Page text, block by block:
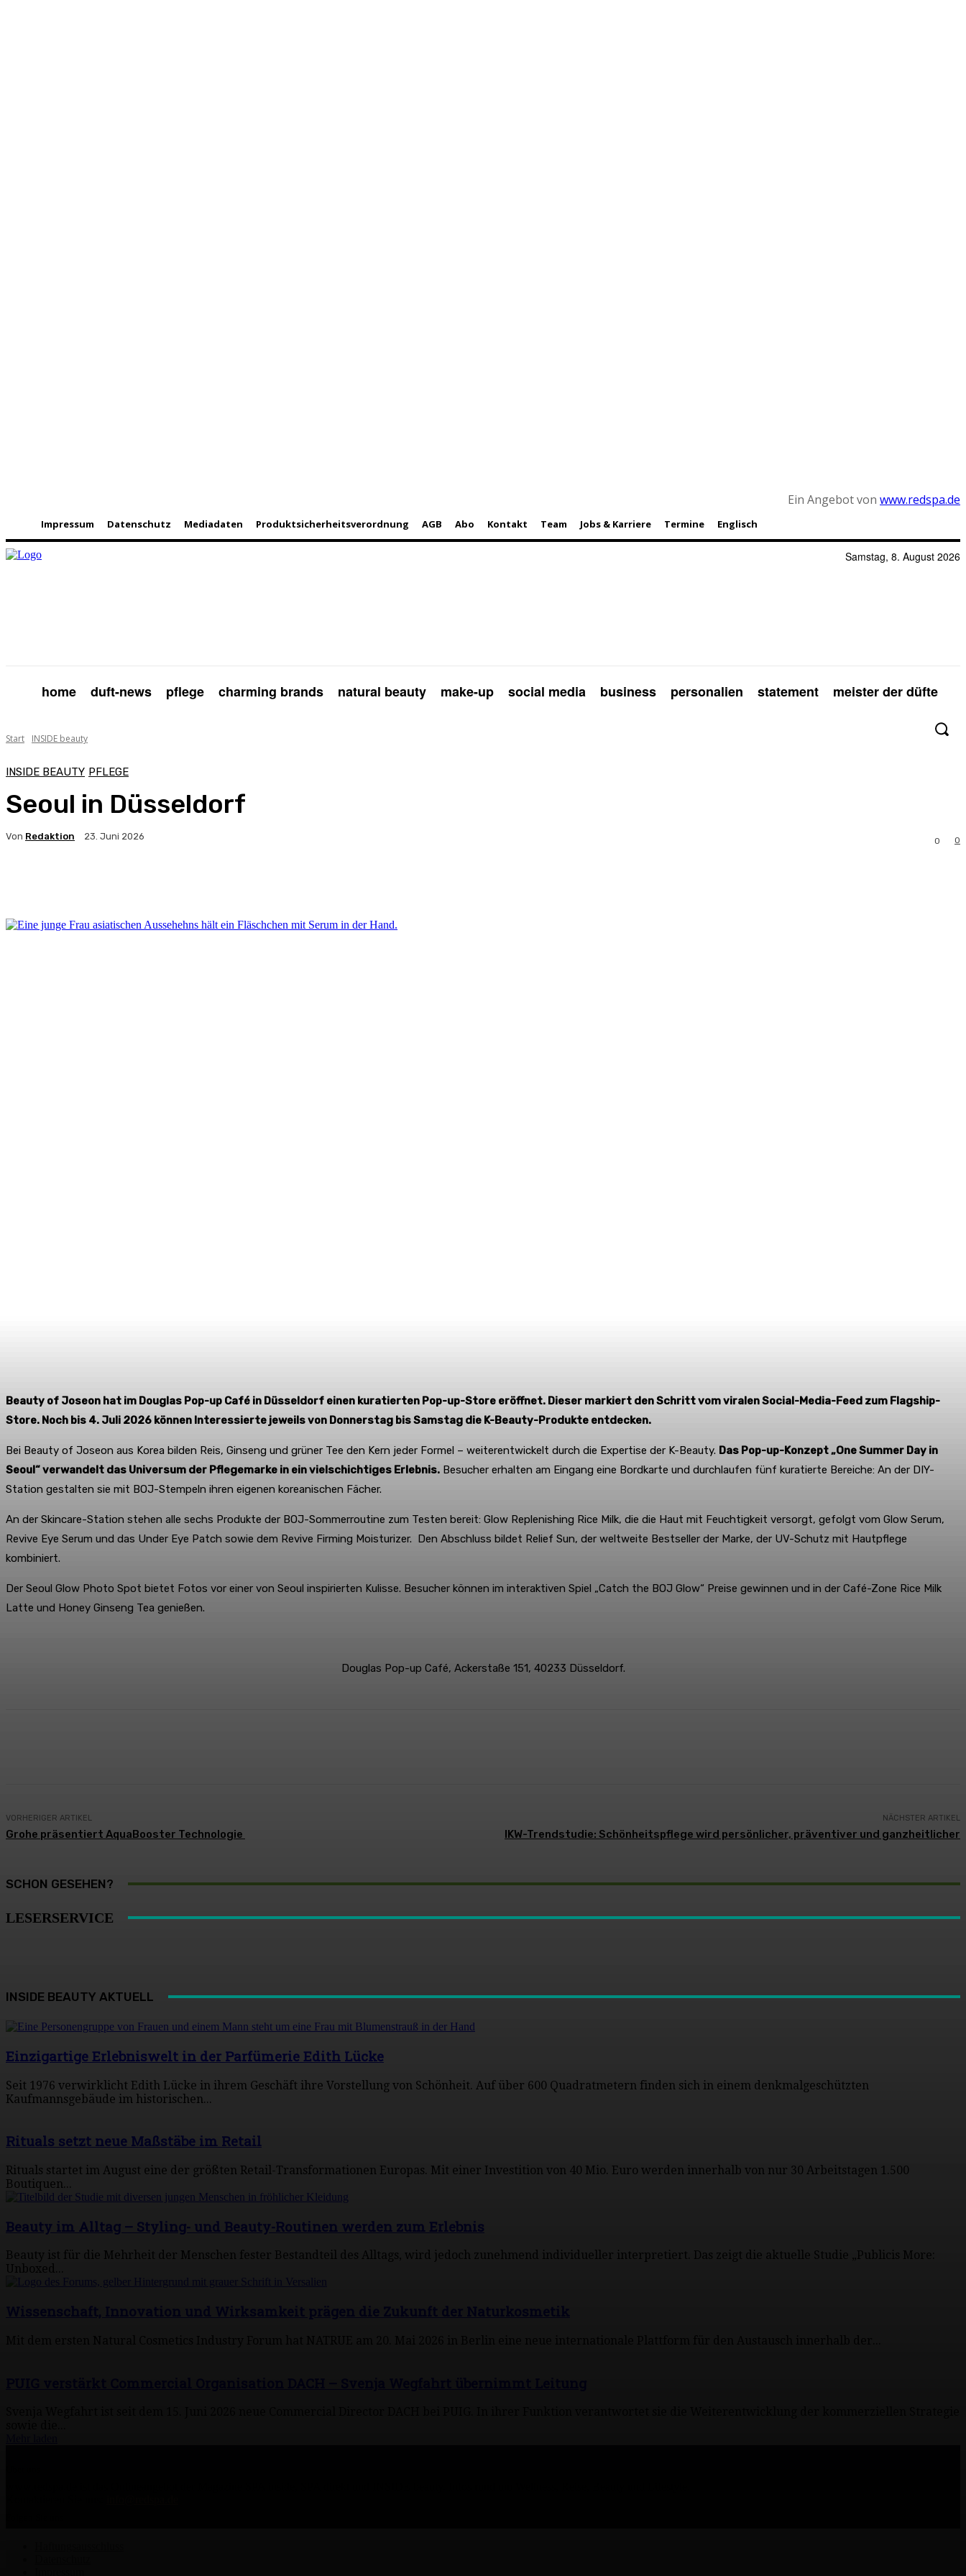
Ein Angebot von www.redspa.de
Impressum Datenschutz Mediadaten Produktsicherheitsverordnung AGB Abo Kontakt Team Jobs & Karriere Termine Englisch
Samstag, 8. August 2026
home duft-news pflege charming brands natural beauty make-up social media business personalien statement meister der düfte
Start INSIDE beauty
INSIDE BEAUTY PFLEGE
Seoul in Düsseldorf
Von Redaktion 23. Juni 2026 0
0
Beauty of Joseon hat im Douglas Pop-up Café in Düsseldorf einen kuratierten Pop-up-Store eröffnet. Dieser markiert den Schritt vom viralen Social-Media-Feed zum Flagship-
Store. Noch bis 4. Juli 2026 können Interessierte jeweils von Donnerstag bis Samstag die K-Beauty-Produkte entdecken.
Bei Beauty of Joseon aus Korea bilden Reis, Ginseng und grüner Tee den Kern jeder Formel – weiterentwickelt durch die Expertise der K-Beauty. Das Pop-up-Konzept „One Summer Day in
Seoul“ verwandelt das Universum der Pflegemarke in ein vielschichtiges Erlebnis. Besucher erhalten am Eingang eine Bordkarte und durchlaufen fünf kuratierte Bereiche: An der DIY-
Station gestalten sie mit BOJ-Stempeln ihren eigenen koreanischen Fächer.
An der Skincare-Station stehen alle sechs Produkte der BOJ-Sommerroutine zum Testen bereit: Glow Replenishing Rice Milk, die die Haut mit Feuchtigkeit versorgt, gefolgt vom Glow Serum,
Revive Eye Serum und das Under Eye Patch sowie dem Revive Firming Moisturizer. Den Abschluss bildet Relief Sun, der weltweite Bestseller der Marke, der UV-Schutz mit Hautpflege
kombiniert.
Der Seoul Glow Photo Spot bietet Fotos vor einer von Seoul inspirierten Kulisse. Besucher können im interaktiven Spiel „Catch the BOJ Glow“ Preise gewinnen und in der Café-Zone Rice Milk
Latte und Honey Ginseng Tea genießen.
Douglas Pop-up Café, Ackerstaße 151, 40233 Düsseldorf.
VORHERIGER ARTIKEL
Grohe präsentiert AquaBooster Technologie
NÄCHSTER ARTIKEL
IKW-Trendstudie: Schönheitspflege wird persönlicher, präventiver und ganzheitlicher
SCHON GESEHEN?
LESERSERVICE
INSIDE BEAUTY AKTUELL
Einzigartige Erlebniswelt in der Parfümerie Edith Lücke
Seit 1976 verwirklicht Edith Lücke in ihrem Geschäft ihre Vorstellung von Schönheit. Auf über 600 Quadratmetern finden sich in einem denkmalgeschützten
Kaufmannsgebäude im historischen...
Rituals setzt neue Maßstäbe im Retail
Rituals startet im August eine der größten Retail-Transformationen Europas. Mit einer Investition von 40 Mio. Euro werden innerhalb von nur 30 Arbeitstagen 1.500
Boutiquen...
Beauty im Alltag – Styling- und Beauty-Routinen werden zum Erlebnis
Beauty ist für die Mehrheit der Menschen fester Bestandteil des Alltags, wird jedoch zunehmend individueller interpretiert. Das zeigt die aktuelle Studie „Publicis More:
Unboxed...